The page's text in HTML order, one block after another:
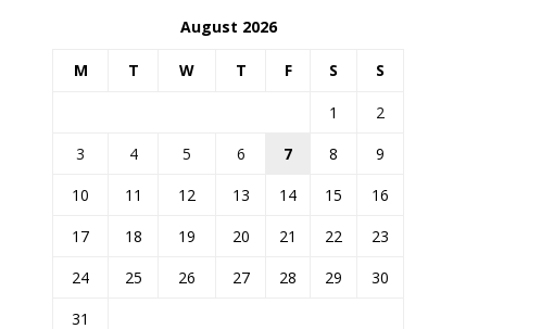
August 2026
M T W T F S S
1
2
3
4 5 6 7 8
9
10
11 12 13 14 15
16
17
18 19 20 21 22
23
24
25 26 27 28 29
30
31